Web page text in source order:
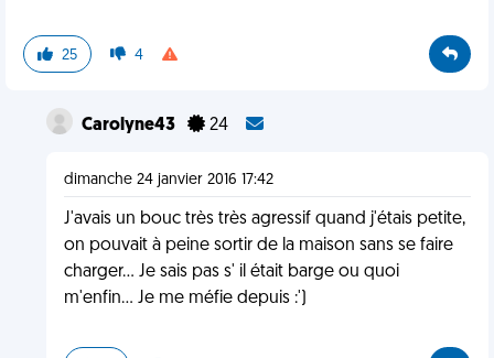
25 4
Carolyne43 24
dimanche 24 janvier 2016 17:42
J'avais un bouc très très agressif quand j'étais petite,
on pouvait à peine sortir de la maison sans se faire
charger... Je sais pas s' il était barge ou quoi
m'enfin... Je me méfie depuis :')